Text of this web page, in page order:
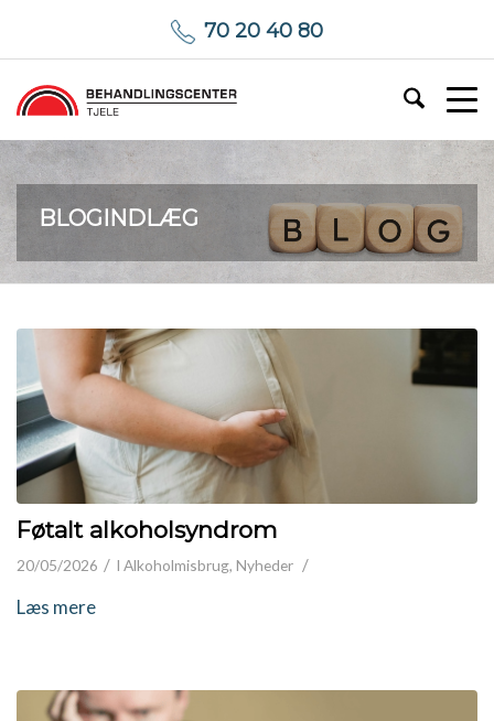
70 20 40 80
BLOGINDLÆG
Føtalt alkoholsyndrom
20/05/2026 / I Alkoholmisbrug, Nyheder /
Læs mere